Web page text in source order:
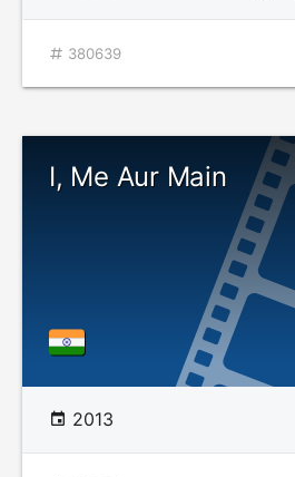
380639
I, Me Aur Main
2013